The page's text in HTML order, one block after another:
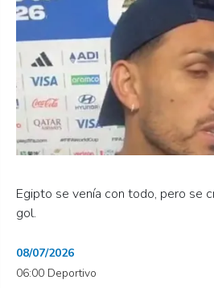
Egipto se venía con todo, pero se
gol.
08/07/2026
06:00 Deportivo